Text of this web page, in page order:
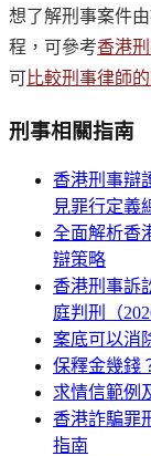
想了解刑事案件
程，可參考香港
可比較刑事律師
刑事相關指南
香港刑事辯
見罪行定義
全面解析香
辯策略
香港刑事訴
庭判刑（
案底可以消
保釋金幾錢
求情信範例
香港詐騙罪
指南